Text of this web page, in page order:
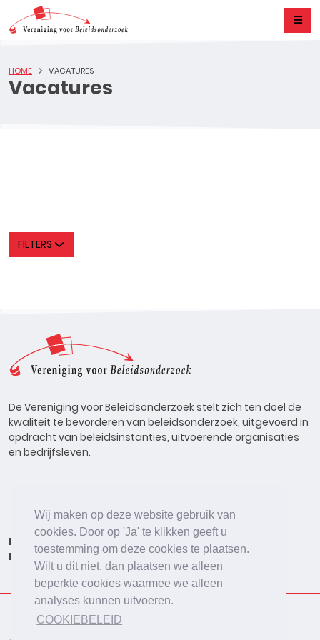
Wij maken op deze website gebruik van
cookies. Door op 'Ja' te klikken geeft u
toestemming om deze cookies te plaatsen.
Wilt u dit niet, dan plaatsen we alleen
beperkte cookies waarmee we alleen
analyses kunnen uitvoeren.
COOKIEBELEID
Vacatures
HOME VACATURES
FILTERS
De Vereniging voor Beleidsonderzoek stelt zich ten doel de
kwaliteit te bevorderen van beleidsonderzoek, uitgevoerd in
opdracht van beleidsinstanties, uitvoerende organisaties
en bedrijfsleven.
Lid worden Onderzoeken Agenda
Vacatures
Meldpunt Beleidsonderzoek Online